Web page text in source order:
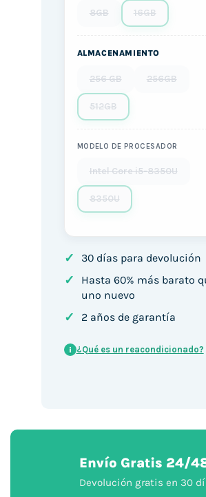
8GB 16GB
ALMACENAMIENTO
256 GB 256GB
512GB
MODELO DE PROCESADOR
Intel Core i5-8350U
8350U
✓ 30 días para devolución
✓
Hasta 60% más barato
uno nuevo
✓ 2 años de garantía
i ¿Qué es un reacondicionado?
Envío Gratis 24/
Devolución gratis en 30